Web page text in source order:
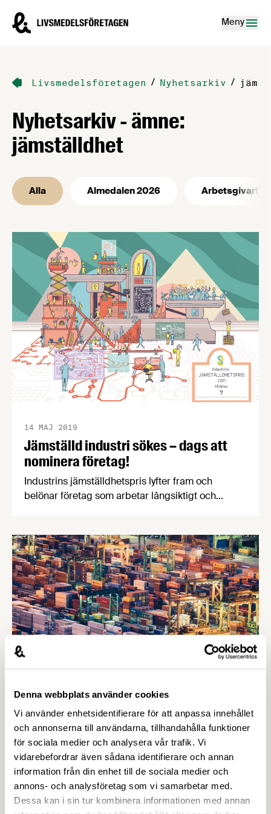
Denna webbplats använder cookies
Vi använder enhetsidentifierare för att anpassa innehållet
och annonserna till användarna, tillhandahålla funktioner
för sociala medier och analysera vår trafik. Vi
vidarebefordrar även sådana identifierare och annan
information från din enhet till de sociala medier och
annons- och analysföretag som vi samarbetar med.
Dessa kan i sin tur kombinera informationen med annan
Livsmedelsföretagen – till startsidan
Meny
Livsmedelsföretagen / Nyhetsarkiv /
Nyhetsarkiv - ämne:
jämställdhet
Alla Almedalen 2026
Jämställd industri sökes – dags att
nominera företag!
14 MAJ 2019
Industrins jämställdhetspris lyfter fram och
belönar företag som arbetar långsiktigt och
2019 års pris – är ditt företag nästa vinnare?
”Skattefinansierade löneökningar är
en återvändsgränd”
3 APRIL 2019
Ledarredaktionen på Dagens Nyheter verkar tro
att dagens ordning, där den internationellt
konkurrensutsatta industrin anger normen för